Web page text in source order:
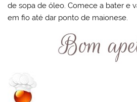
de sopa de óleo. Comece a bater e
em fio até dar ponto de maionese.